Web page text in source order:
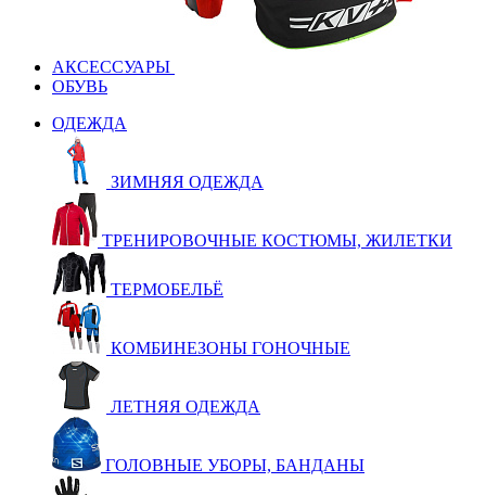
АКСЕССУАРЫ
ОБУВЬ
ОДЕЖДА
ЗИМНЯЯ ОДЕЖДА
ТРЕНИРОВОЧНЫЕ КОСТЮМЫ, ЖИЛЕТКИ
ТЕРМОБЕЛЬЁ
КОМБИНЕЗОНЫ ГОНОЧНЫЕ
ЛЕТНЯЯ ОДЕЖДА
ГОЛОВНЫЕ УБОРЫ, БАНДАНЫ